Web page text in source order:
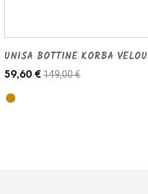
UNISA BOTTINE KORBA
59,60 € 149,00 €